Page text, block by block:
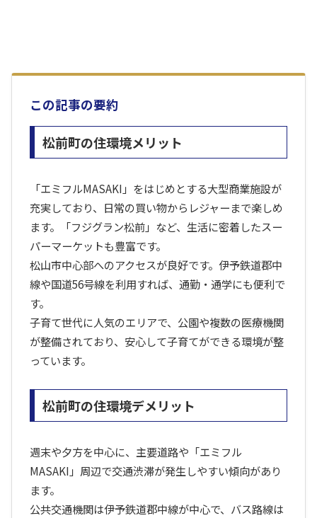
この記事の要約
松前町の住環境メリット
「エミフルMASAKI」をはじめとする大型商業施設が
充実しており、日常の買い物からレジャーまで楽しめ
ます。「フジグラン松前」など、生活に密着したスー
パーマーケットも豊富です。
松山市中心部へのアクセスが良好です。伊予鉄道郡中
線や国道56号線を利用すれば、通勤・通学にも便利で
す。
子育て世代に人気のエリアで、公園や複数の医療機関
が整備されており、安心して子育てができる環境が整
っています。
松前町の住環境デメリット
週末や夕方を中心に、主要道路や「エミフル
MASAKI」周辺で交通渋滞が発生しやすい傾向があり
ます。
公共交通機関は伊予鉄道郡中線が中心で、バス路線は